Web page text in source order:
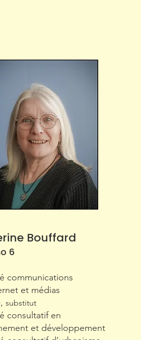
Bouffard
6
communications
et médias
substitut
consultatif en
et développement